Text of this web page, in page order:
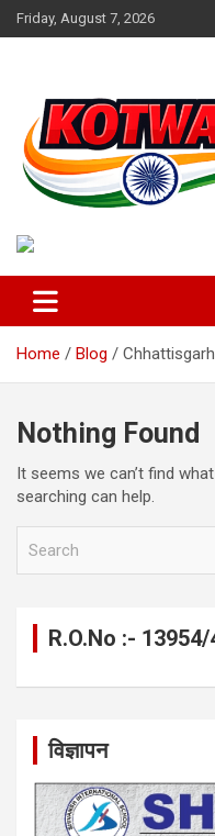
Skip
to
Friday, August 7, 2026
kotwar.in
Home Blog
Nothing Found
It seems we can’t find
searching can help.
R.O.No :- 13954/
विज्ञापन